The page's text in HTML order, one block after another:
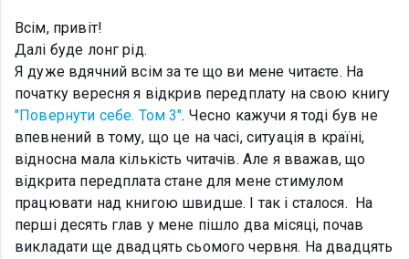
Всім, привіт!
Далі буде лонг рід.
Я дуже вдячний всім за те що ви мене читаєте. На
початку вересня я відкрив передплату на свою книгу
"Повернути себе. Том 3". Чесно кажучи я тоді був не
впевнений в тому, що це на часі, ситуація в країні,
відносна мала кількість читачів. Але я вважав, що
відкрита передплата стане для мене стимулом
працювати над книгою швидше. І так і сталося. На
перші десять глав у мене пішло два місяці, почав
викладати ще двадцять сьомого червня. На двадцять